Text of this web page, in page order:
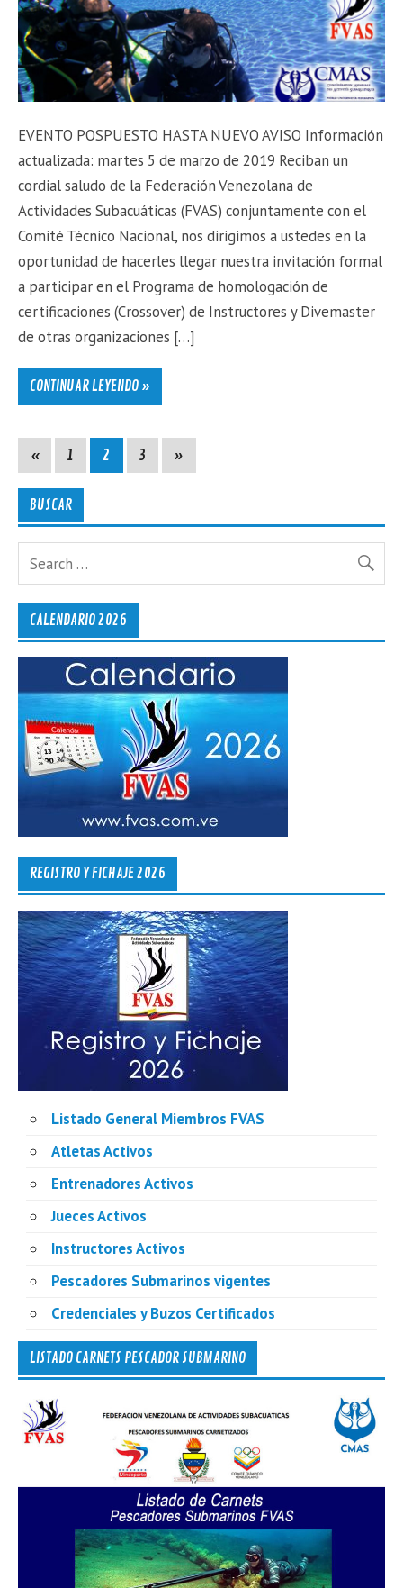
EVENTO POSPUESTO HASTA NUEVO AVISO Información
actualizada: martes 5 de marzo de 2019 Reciban un
cordial saludo de la Federación Venezolana de
Actividades Subacuáticas (FVAS) conjuntamente con el
Comité Técnico Nacional, nos dirigimos a ustedes en la
oportunidad de hacerles llegar nuestra invitación formal
a participar en el Programa de homologación de
certificaciones (Crossover) de Instructores y Divemaster
de otras organizaciones […]
CONTINUAR LEYENDO »
« 1 2 3 »
BUSCAR
CALENDARIO 2026
REGISTRO Y FICHAJE 2026
Listado General Miembros FVAS
Atletas Activos
Entrenadores Activos
Jueces Activos
Instructores Activos
Pescadores Submarinos vigentes
Credenciales y Buzos Certificados
LISTADO CARNETS PESCADOR SUBMARINO